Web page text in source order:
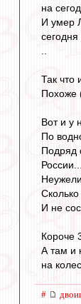
на
И умер
сегодня
Так что
Похоже
Вот и у
По
Подряд
И не
Короче
А там и
на
#